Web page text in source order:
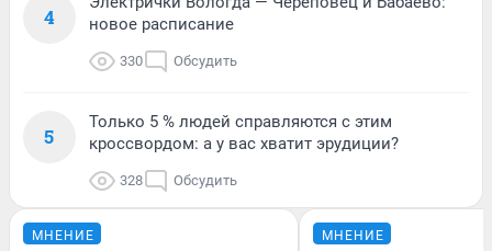
4
новое расписание
330 Обсудить
5
Только 5 % людей справляются с этим
кроссвордом: а у вас хватит эрудиции?
328 Обсудить
МНЕНИЕ МНЕНИЕ